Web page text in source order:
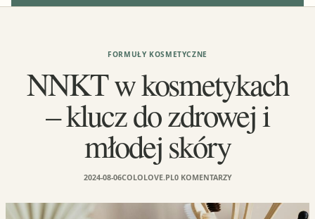
FORMUŁY KOSMETYCZNE
NNKT w kosmetykach
– klucz do zdrowej i
młodej skóry
2024-08-06COLOLOVE.PL0 KOMENTARZY